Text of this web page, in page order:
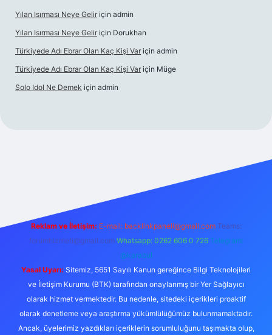
Yılan Isırması Neye Gelir için admin
Yılan Isırması Neye Gelir için Dorukhan
Türkiyede Adı Ebrar Olan Kaç Kişi Var için admin
Türkiyede Adı Ebrar Olan Kaç Kişi Var için Müge
Solo Idol Ne Demek için admin
Reklam ve İletişim: E-mail: backlinkpaneli@gmail.com Teams:
forumhizmeti@gmail.com Whatsapp: 0262 606 0 726 Telegram:
@karabul
Yasal Uyarı: Sitemiz, 5651 Sayılı Kanun gereğince Bilgi Teknolojileri
ve İletişim Kurumu (BTK) tarafından onaylanmış bir Yer Sağlayıcı
olarak hizmet vermektedir. Bu nedenle, sitedeki içerikleri proaktif
olarak denetleme veya araştırma yükümlülüğümüz bulunmamaktadır.
Ancak, üyelerimiz yazdıkları içeriklerin sorumluluğunu taşımakta olup,